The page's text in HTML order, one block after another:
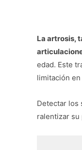
La artrosis,
edad. Este
limitación
Detectar los
ralentizar su